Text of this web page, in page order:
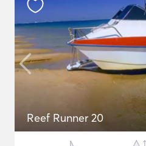
Reef Runner 20